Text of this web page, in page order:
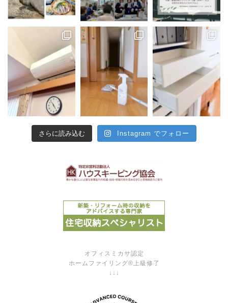
さらに読み込む Instagram でフォロー
オフィスミカサ認定
ホームファイリング®上級修了
↓↓↓